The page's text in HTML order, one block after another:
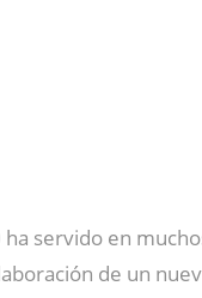
servido en
de un